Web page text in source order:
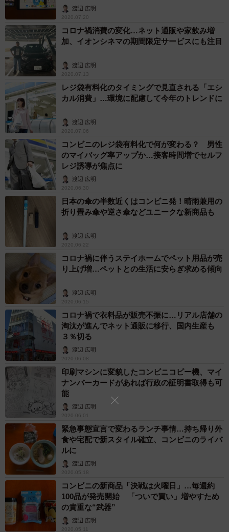
渡辺 広明
2020.07.20
コロナ禍消費の変化…ネット通販や家飲み増
加、イオンシネマの期間限定サービスにも注目
渡辺 広明
2020.07.13
レジ袋有料化のタイミングで見直される「エシ
カル消費」…環境に配慮して今年のトレンドに
渡辺 広明
2020.07.06
コンビニのレジ袋有料化で何が変わる？ 男性
のマイバッグ率アップか…接客時間増でセルフ
レジ誘導が焦点に
渡辺 広明
2020.06.30
日本の傘の半数近くはコンビニ発！晴雨兼用の
折り畳み傘や逆さ傘などユニークな新商品も
渡辺 広明
2020.06.22
コロナ禍に伴うステイホームでペット用品が売
り上げ増…ペットとの生活に安らぎ求める傾向
渡辺 広明
2020.06.15
コロナ禍で衣料品が販売不振に…リアル店舗の
淘汰が進んでネット通販に移行、国内生産も
３％切る
渡辺 広明
2020.06.08
印刷マシンに変貌したコンビニコピー機、マイ
ナンバーカードがあれば行政の証明書取得も可
能
渡辺 広明
2020.06.01
緊急事態宣言で変わるランチ事情…持ち帰り外
食や宅配で新スタイル確立、コンビニのライバ
ルに
渡辺 広明
2020.05.18
コンビニの新商品「決戦は火曜日」…毎週約
100品が発売開始 「ついで買い」増やすため
の貴重な“武器”
渡辺 広明
2020.05.11